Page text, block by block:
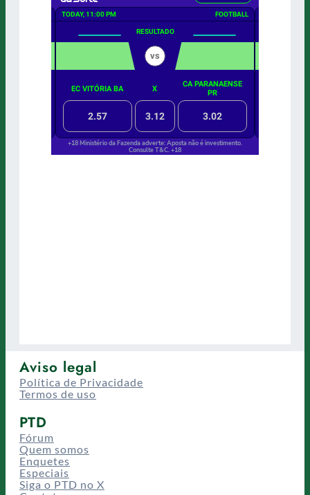
Aviso legal
Política de Privacidade
Termos de uso
PTD
Fórum
Quem somos
Enquetes
Especiais
Siga o PTD no X